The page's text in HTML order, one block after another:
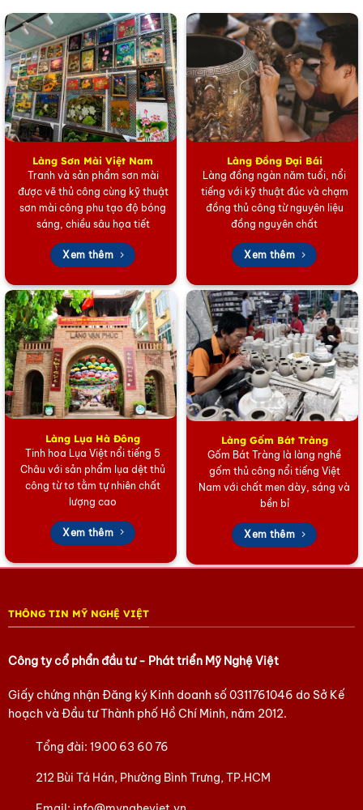
Khay sơn mài vuông vẽ phong cảnh
Khay sơn mài vuông vẽ phong cảnh
2. Chất Lượng Bền Vững, Vẻ Đẹp Đa Dạng và Tinh
Tế
Lý do khách hàng nên chọn mua Khay sơn mài vuông
nằm ở chất lượng vượt trội và độ bền bỉ đáng kinh
ngạc. Nhờ quy trình nhiều lớp và chất liệu sơn ta
truyền thống, sản phẩm có khả năng chống thấm,
chống ẩm mốc và giữ màu sắc gần như vĩnh cửu. Bề
mặt khay đạt đến độ bóng sâu, phản chiếu ánh sáng
một cách sang trọng.
Sự đa dạng và tinh tế của sản phẩm thể hiện qua các
kỹ thuật trang trí độc đáo như khảm trai lấp lánh, dát
động. Mỗi chiếcKhay sơn mài vuông
của nghệ nhân.
3. Ứng Dụng Đa Năng và Lời Thuyết Phục Mua
Hàng
đồ thông thường. Nó là một món đồ trang trí nghệ
thuật cao cấp, làm điểm nhấn sang trọng trên bàn trà,
Làng Sơn Mài Việt Nam
Tranh và sản phẩm sơn mài
được vẽ thủ công cùng kỹ thuật
sơn mài công phu tạo độ bóng
sáng, chiều sâu họa tiết
Xem thêm
Làng Đồng Đại Bái
Làng đồng ngàn năm tuổi, nổi
tiếng với kỹ thuật đúc và chạm
đồng thủ công từ nguyên liệu
đồng nguyên chất
Xem thêm
Làng Lụa Hà Đông
Tinh hoa Lụa Việt nổi tiếng 5
Châu với sản phẩm lụa dệt thủ
công từ tơ tằm tự nhiên chất
lượng cao
Xem thêm
Làng Gốm Bát Tràng
Gốm Bát Tràng là làng nghề
gốm thủ công nổi tiếng Việt
Nam với chất men dày, sáng và
bền bỉ
Xem thêm
THÔNG TIN MỸ NGHỆ VIỆT
Công ty cổ phẩn đầu tư - Phát triển Mỹ Nghệ Việt
Giấy chứng nhận Đăng ký Kinh doanh số0311761046 do Sở Kế
hoạch và Đầu tư Thành phố Hồ Chí Minh, năm 2012.
Tổng đài:1900 63 60 76
212 Bùi Tá Hán, Phường Bình Trưng, TP.HCM